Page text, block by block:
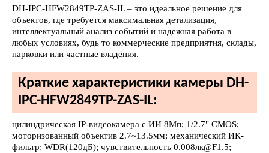
DH-IPC-HFW2849TP-ZAS-IL – это идеальное решение для
объектов, где требуется максимальная детализация,
интеллектуальный анализ событий и надежная работа в
любых условиях, будь то коммерческие предприятия, склады,
парковки или частные владения.
Краткие характеристики камеры DH-
IPC-HFW2849TP-ZAS-IL:
цилиндрическая IP-видеокамера с ИИ 8Мп; 1/2.7" CMOS;
моторизованный объектив 2.7~13.5мм; механический ИК-
фильтр; WDR(120дБ); чувствительность 0.008лк@F1.5;